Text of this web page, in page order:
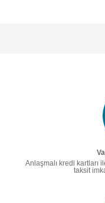
Anlaşmalı kredi kartları
taksit